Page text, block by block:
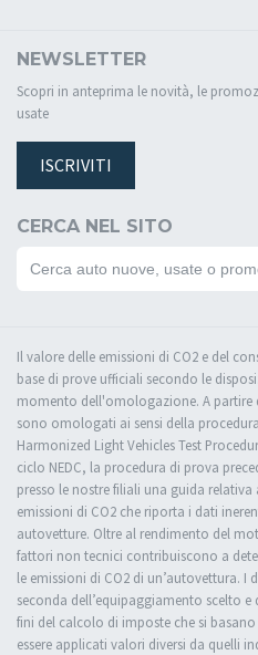
NEWSLETTER
Scopri in anteprima le novità, le
usate
ISCRIVITI
CERCA NEL SITO
Il valore delle emissioni di CO2 e del
base di prove ufficiali secondo le
momento dell'omologazione. A partire
sono omologati ai sensi della
Harmonized Light Vehicles Test
ciclo NEDC, la procedura di prova
presso le nostre filiali una guida
emissioni di CO2 che riporta i dati
autovetture. Oltre al rendimento del
fattori non tecnici contribuiscono a
le emissioni di CO2 di un’autovettura.
seconda dell’equipaggiamento scelto
fini del calcolo di imposte che si
essere applicati valori diversi da quelli